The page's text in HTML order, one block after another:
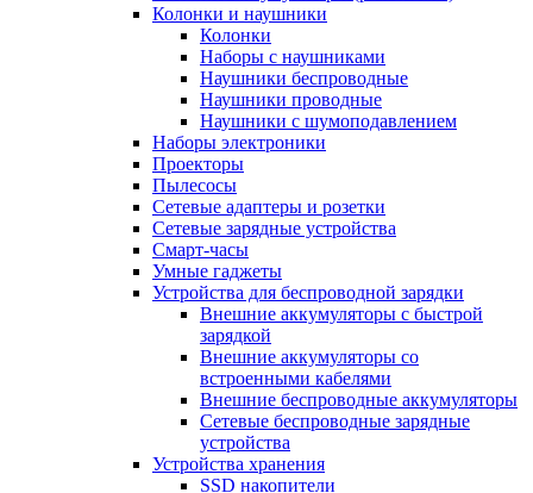
Колонки и наушники
Колонки
Наборы с наушниками
Наушники беспроводные
Наушники проводные
Наушники с шумоподавлением
Наборы электроники
Проекторы
Пылесосы
Сетевые адаптеры и розетки
Сетевые зарядные устройства
Смарт-часы
Умные гаджеты
Устройства для беспроводной зарядки
Внешние аккумуляторы с быстрой
зарядкой
Внешние аккумуляторы со
встроенными кабелями
Внешние беспроводные аккумуляторы
Сетевые беспроводные зарядные
устройства
Устройства хранения
SSD накопители